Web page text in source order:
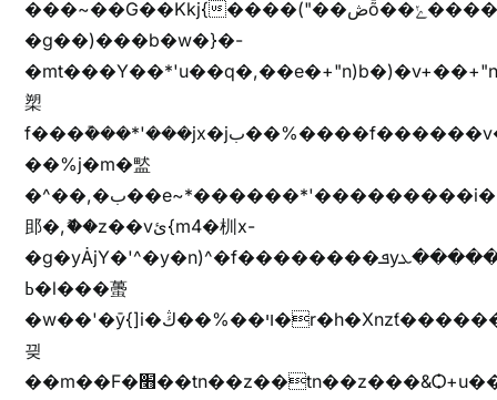
���~��G��Kkj{����("��ڞȭ��ݺ������Kkj{"�*'y�"����kj{"�*'r�-
�g��)���b�w�}�-
槊
f���݊���*'���jx�jب��%����f������v��f����zV�ѩ♫b�z~ǭ��b��/
��%j�m�盢
�^��,�ب��e~*������*'���������i�b��Zʋ��֜��]��ek'�zg��V�z[2z���ڶ�޽�����zX������Z��z{h���7��)
䢸�,ޮ��z��vئ{m4�杊x-
�g�yȦjY�'^�y�n)^�f��������ܦyخ�������ܥj��+"n)b�'%j�"u�b�y��ٞv+�~W��֫��b�y���&jY_��l���jX��g���^��ݲ֜��oz�bq�Z�('~W��֫��ZrG����Ή�jV��
ߕ�l���蠆
�w��'�ȳ{]i�ױ��%��ڭ�r�h�Xnzƭ������m��,jZajױ�/z�(���y�Z+m�$��.��(��
끶
��m��F�׫��tn��z��tn��z���&Ѻ+u��y�tn��z�(���i�b� h���v)�(!